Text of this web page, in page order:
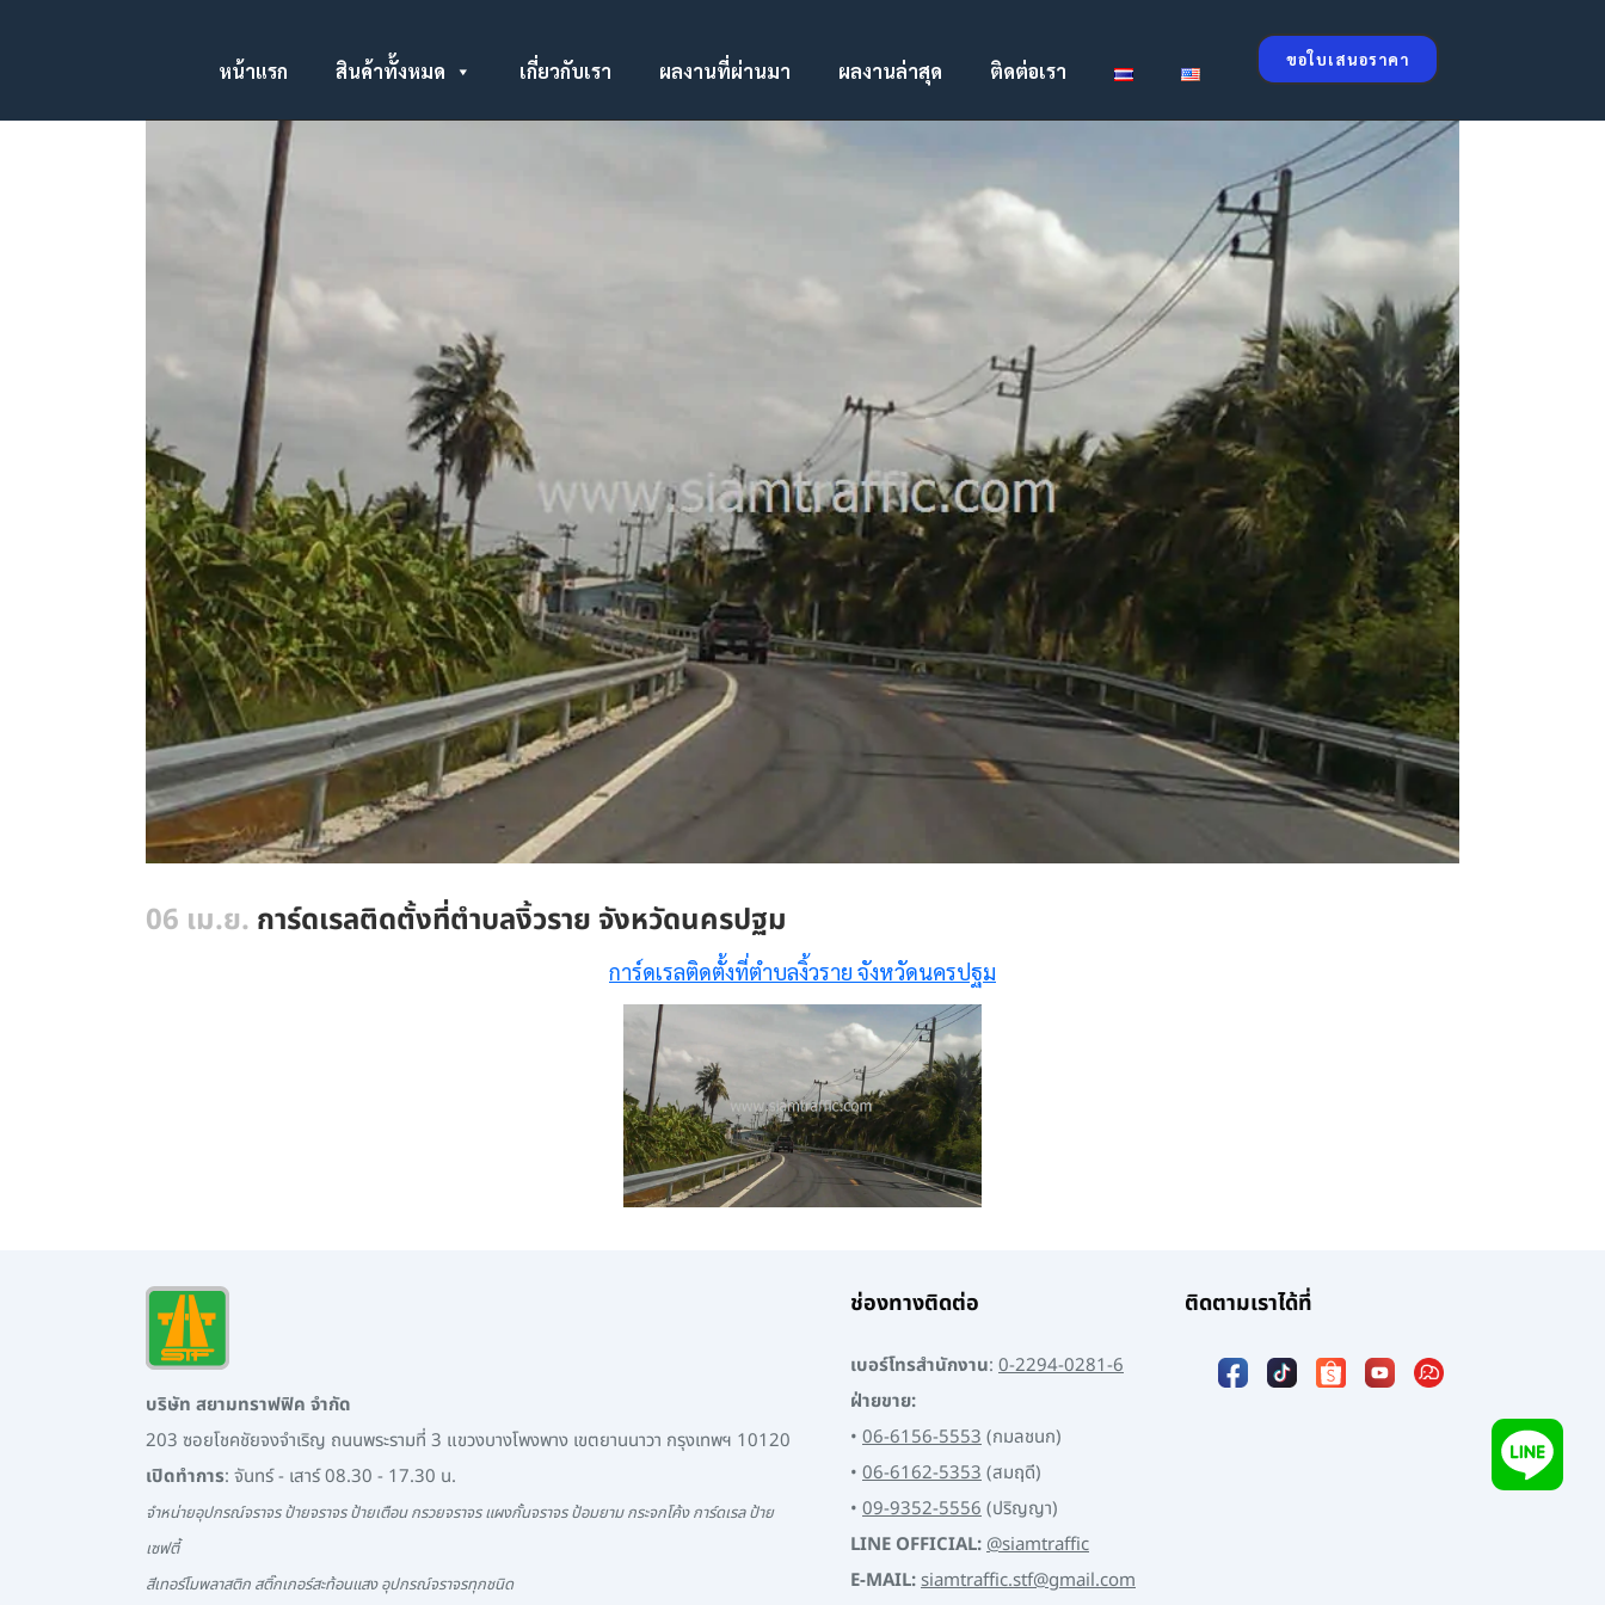
ขอใบเสนอราคา
หน้าแรก สินค้าทั้งหมด เกี่ยวกับเรา ผลงานที่ผ่านมา ผลงานล่าสุด ติดต่อเรา
06 เม.ย. การ์ดเรลติดตั้งที่ตำบลงิ้วราย จังหวัดนครปฐม
การ์ดเรลติดตั้งที่ตำบลงิ้วราย จังหวัดนครปฐม
บริษัท สยามทราฟฟิค จำกัด
203 ซอยโชคชัยจงจำเริญ ถนนพระรามที่ 3 แขวงบางโพงพาง เขตยานนาวา กรุงเทพฯ 10120
เปิดทำการ: จันทร์ - เสาร์ 08.30 - 17.30 น.
จำหน่ายอุปกรณ์จราจร ป้ายจราจร ป้ายเตือน กรวยจราจร แผงกั้นจราจร ป้อมยาม กระจกโค้ง การ์ดเรล ป้าย
เซฟตี้
สีเทอร์โมพลาสติก สติ๊กเกอร์สะท้อนแสง อุปกรณ์จราจรทุกชนิด
ช่องทางติดต่อ
เบอร์โทรสำนักงาน: 0-2294-0281-6
ฝ่ายขาย:
• 06-6156-5553 (กมลชนก)
• 06-6162-5353 (สมฤดี)
• 09-9352-5556 (ปริญญา)
LINE OFFICIAL: @siamtraffic
E-MAIL: siamtraffic.stf@gmail.com
ติดตามเราได้ที่